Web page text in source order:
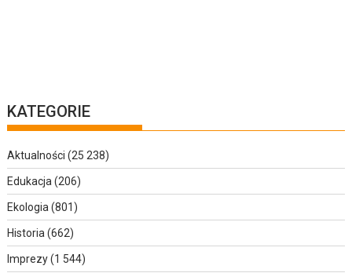
KATEGORIE
Aktualności (25 238)
Edukacja (206)
Ekologia (801)
Historia (662)
Imprezy(1 544)